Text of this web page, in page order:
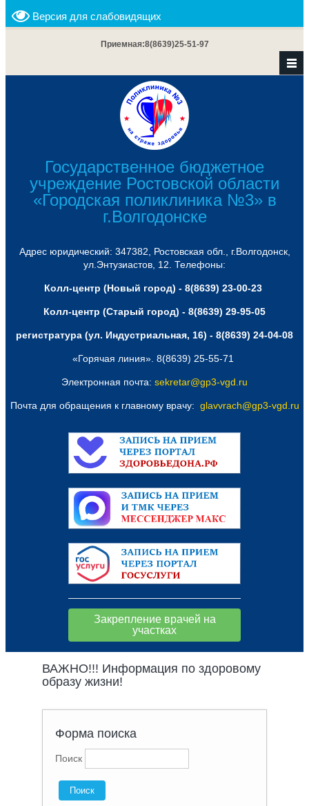
Версия для слабовидящих
Приемная:8(8639)25-51-97
Государственное бюджетное
учреждение Ростовской области
«Городская поликлиника №3» в
г.Волгодонске
Адрес юридический: 347382, Ростовская обл., г.Волгодонск,
ул.Энтузиастов, 12. Телефоны:
Колл-центр (Новый город) - 8(8639) 23-00-23
Колл-центр (Старый город) - 8(8639) 29-95-05
регистратура (ул. Индустриальная, 16) - 8(8639) 24-04-08
«Горячая линия». 8(8639) 25-55-71
Электронная почта: sekretar@gp3-vgd.ru
Почта для обращения к главному врачу: glavvrach@gp3-vgd.ru
Закрепление врачей на
участках
ВАЖНО!!! Информация по здоровому
образу жизни!
Форма поиска
Поиск